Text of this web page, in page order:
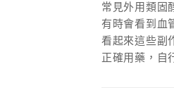
常見外用類固
有時會看到血
看起來這些副
正確用藥，自